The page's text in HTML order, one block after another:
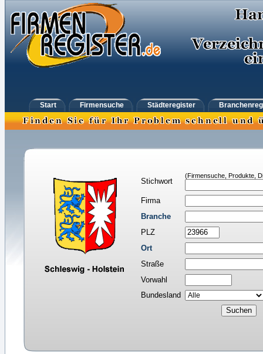
Start Firmensuche Städteregister
Stichwort
(Firmensuche, Produkte,
Firma
Branche
PLZ
Ort
Straße
Vorwahl
Bundesland